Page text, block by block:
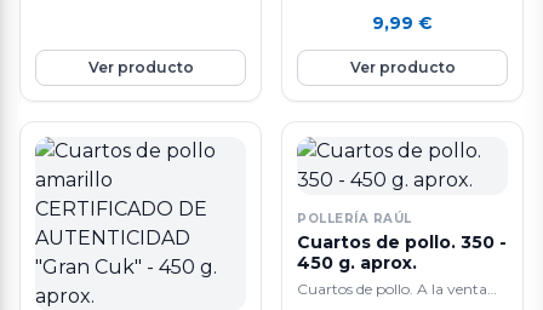
Ver producto
grs. aproximadamente.
Deliciosas…
9,99 €
Ver producto
POLLERÍA RAÚL
Cuartos de pollo. 350 -
450 g. aprox.
Cuartos de pollo. A la venta